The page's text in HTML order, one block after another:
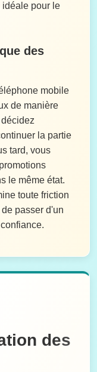
idéale pour le
des
mobile
de manière
la partie
tard, vous
le même état.
toute friction
passer d'un
des